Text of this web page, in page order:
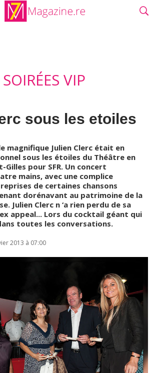
SOIRÉES VIP
sous les etoiles
magnifique Julien Clerc était en
sous les étoiles du Théâtre en
Gilles pour SFR. Un concert
mains, avec une complice
de certaines chansons
dorénavant au patrimoine de la
Julien Clerc n ‘a rien perdu de sa
appeal... Lors du cocktail géant qui
toutes les conversations.
2013 à 07:00